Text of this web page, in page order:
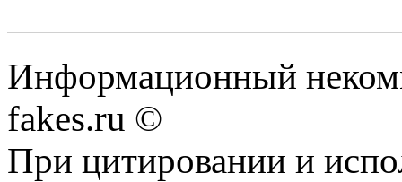
Информационный
fakes.ru ©
При цитировании и